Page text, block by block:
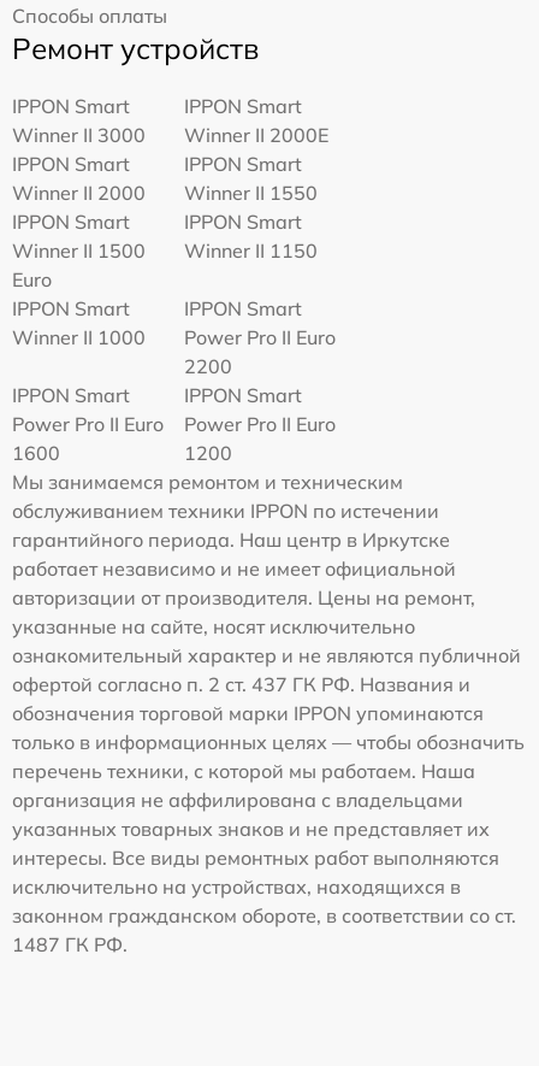
Способы оплаты
Ремонт устройств
IPPON Smart
Winner II 3000
IPPON Smart
Winner II 2000E
IPPON Smart
Winner II 2000
IPPON Smart
Winner II 1550
IPPON Smart
Winner II 1500
Euro
IPPON Smart
Winner II 1150
IPPON Smart
Winner II 1000
IPPON Smart
Power Pro II Euro
2200
IPPON Smart
Power Pro II Euro
1600
IPPON Smart
Power Pro II Euro
1200
Мы занимаемся ремонтом и техническим
обслуживанием техники IPPON по истечении
гарантийного периода. Наш центр в Иркутске
работает независимо и не имеет официальной
авторизации от производителя. Цены на ремонт,
указанные на сайте, носят исключительно
ознакомительный характер и не являются публичной
офертой согласно п. 2 ст. 437 ГК РФ. Названия и
обозначения торговой марки IPPON упоминаются
только в информационных целях — чтобы обозначить
перечень техники, с которой мы работаем. Наша
организация не аффилирована с владельцами
указанных товарных знаков и не представляет их
интересы. Все виды ремонтных работ выполняются
исключительно на устройствах, находящихся в
законном гражданском обороте, в соответствии со ст.
1487 ГК РФ.